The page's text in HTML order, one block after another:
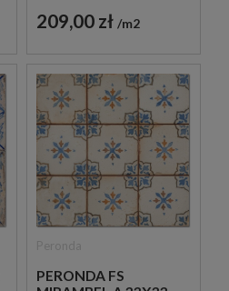
209,00 zł m2
PERONDA FS